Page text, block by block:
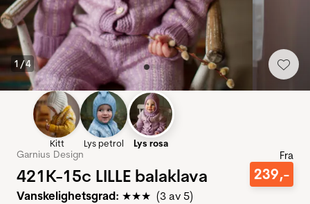
1 /4
Kitt Lys petrol Lys rosa
Garnius Design
421K-15c LILLE balaklava
Fra
239,-
Vanskelighetsgrad: ★★★ (3 av 5)